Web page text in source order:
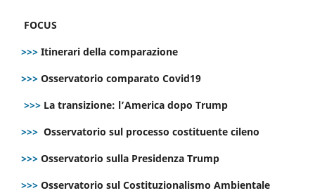
FOCUS
>>> Itinerari della comparazione
>>> Osservatorio comparato Covid19
>>> La transizione: l’America dopo Trump
>>> Osservatorio sul processo costituente cileno
>>> Osservatorio sulla Presidenza Trump
>>> Osservatorio sul Costituzionalismo Ambientale